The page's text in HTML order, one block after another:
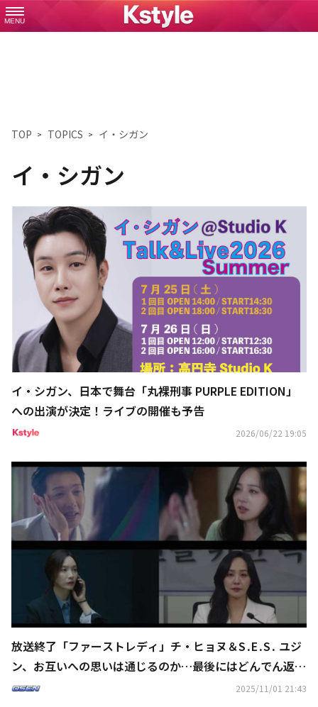
MENU
TOP TOPICS イ・シガン
イ・シガン
イ・シガン、日本で舞台「丸裸刑事 PURPLE EDITION」
への出演が決定！ライブの開催も予告
2026/06/22 19:05
放送終了「ファーストレディ」チ・ヒョヌ＆S․E․S․ ユジ
ン、お互いへの思いは通じるのか…最後にはどんでん返し
も【ネタバレあり】
2025/11/01 21:43